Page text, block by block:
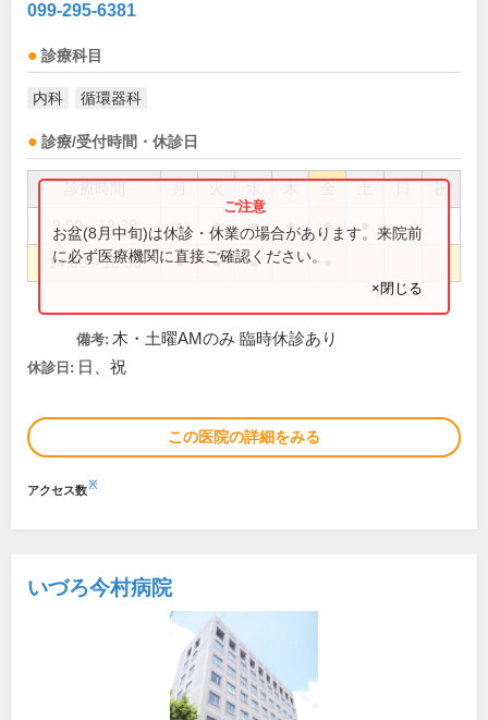
099-295-6381
診療科目
内科 循環器科
診療/受付時間・休診日
祝
9:00～12:30 ● ● ● ● ●
14:00～18:30 ● ● ●
お盆(8月中旬)は休診・休業の場合があります。来院前
に必ず医療機関に直接ご確認ください。
×閉じる
備考: 木・土曜AMのみ 臨時休診あり
休診日: 日、祝
この医院の詳細をみる
アクセス数※
いづろ今村病院